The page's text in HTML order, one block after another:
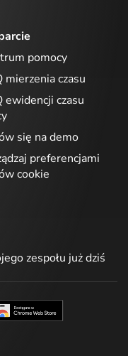
pomocy
mierzenia czasu
ewidencji czasu
się na demo
preferencjami
cookie
zespołu już dziś